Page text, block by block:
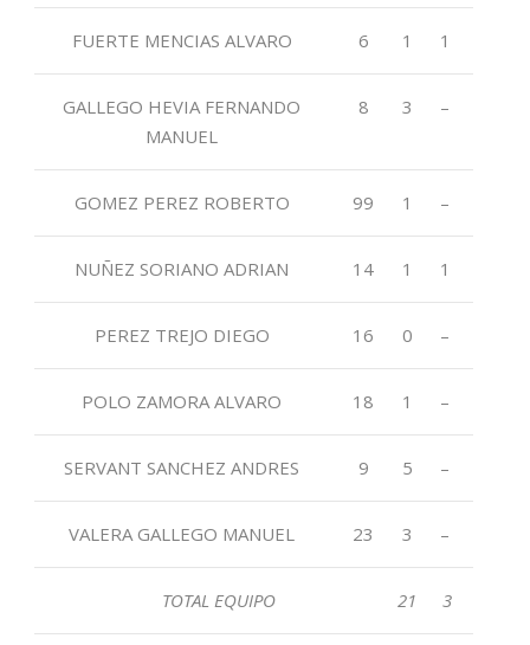
FUERTE MENCIAS ALVARO 6 1 1
GALLEGO HEVIA FERNANDO
MANUEL
8 3 –
GOMEZ PEREZ ROBERTO 99 1 –
NUÑEZ SORIANO ADRIAN 14 1 1
PEREZ TREJO DIEGO 16 0 –
POLO ZAMORA ALVARO 18 1 –
SERVANT SANCHEZ ANDRES 9 5 –
VALERA GALLEGO MANUEL 23 3 –
TOTAL EQUIPO 21 3